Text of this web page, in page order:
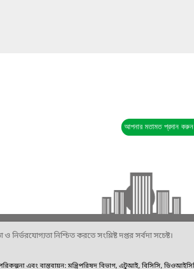
আপনার মতামত প্রদান করুন
নিশ্চিত করতে সংশ্লিষ্ট দপ্তর সর্বদা সচেষ্ট।
এবং বাস্তবায়ন: মন্ত্রিপরিষদ বিভাগ, এটুআই, বিসিসি,